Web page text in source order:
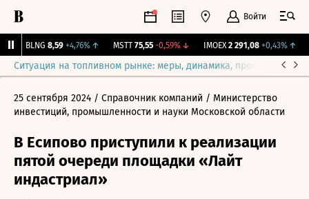
Войти
BLNG 8,59 +4,76%↑ MSTT 75,55 -0,59%↓ IMOEX 2 291,08 +0,43%↑
Ситуация на топливном рынке: меры, динамика, прогнозы
25 сентября 2024 / Справочник компаний / Министерство
инвестиций, промышленности и науки Московской области
В Есипово приступили к реализации
пятой очереди площадки «Лайт
индастриал»